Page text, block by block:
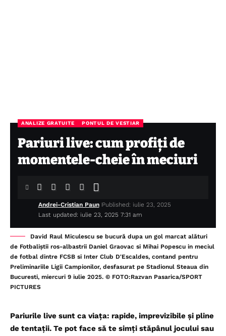
ANALIZE GRATUITE PONTUL DE VESTIAR
Pariuri live: cum profiți de
momentele-cheie în meciuri
Last updated: iulie 23, 2025 7:31 am
Andrei-Cristian Paun Published: iulie 23, 2025
David Raul Miculescu se bucură dupa un gol marcat alături
de Fotbaliștii ros-albastrii Daniel Graovac si Mihai Popescu in meciul
de fotbal dintre FCSB si Inter Club D'Escaldes, contand pentru
Preliminariile Ligii Campionilor, desfasurat pe Stadionul Steaua din
Bucuresti, miercuri 9 iulie 2025. © FOTO:Razvan Pasarica/SPORT
PICTURES
Pariurile live sunt ca viața: rapide, imprevizibile și pline
de tentații. Te pot face să te simți stăpânul jocului sau